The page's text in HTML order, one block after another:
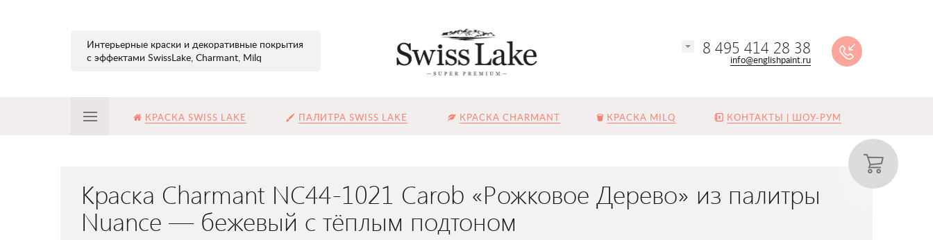
Интерьерные краски и декоративные покрытия
с эффектами SwissLake, Charmant, Milq
8 495 414 28 38
info@englishpaint.ru
КРАСКА SWISS LAKE ПАЛИТРА SWISS LAKE КРАСКА CHARMANT КРАСКА MILQ КОНТАКТЫ | ШОУ-РУМ
Краска Charmant NC44-1021 Carob «Рожковое Дерево» из палитры
Nuance — бежевый с тёплым подтоном